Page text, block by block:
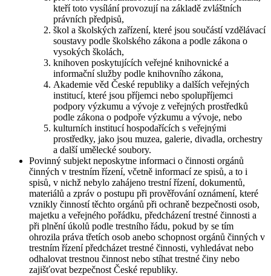
kteří toto vysílání provozují na základě zvláštních
právních předpisů,
škol a školských zařízení, které jsou součástí vzdělávací
soustavy podle školského zákona a podle zákona o
vysokých školách,
knihoven poskytujících veřejné knihovnické a
informační služby podle knihovního zákona,
Akademie věd České republiky a dalších veřejných
institucí, které jsou příjemci nebo spolupříjemci
podpory výzkumu a vývoje z veřejných prostředků
podle zákona o podpoře výzkumu a vývoje, nebo
kulturních institucí hospodařících s veřejnými
prostředky, jako jsou muzea, galerie, divadla, orchestry
a další umělecké soubory.
Povinný subjekt neposkytne informaci o činnosti orgánů
činných v trestním řízení, včetně informací ze spisů, a to i
spisů, v nichž nebylo zahájeno trestní řízení, dokumentů,
materiálů a zpráv o postupu při prověřování oznámení, které
vznikly činností těchto orgánů při ochraně bezpečnosti osob,
majetku a veřejného pořádku, předcházení trestné činnosti a
při plnění úkolů podle trestního řádu, pokud by se tím
ohrozila práva třetích osob anebo schopnost orgánů činných v
trestním řízení předcházet trestné činnosti, vyhledávat nebo
odhalovat trestnou činnost nebo stíhat trestné činy nebo
zajišťovat bezpečnost České republiky.